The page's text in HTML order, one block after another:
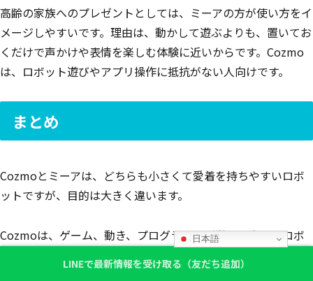
高齢の家族へのプレゼントとしては、ミーアの方が使い方をイ
メージしやすいです。理由は、動かして遊ぶよりも、置いてお
くだけで声かけや表情を楽しむ体験に近いからです。Cozmo
は、ロボット遊びやアプリ操作に抵抗がない人向けです。
まとめ
Cozmoとミーアは、どちらも小さくて愛着を持ちやすいロボ
ットですが、目的は大きく違います。
Cozmoは、ゲーム、動き、プログラミング学習を楽しむロボ
ットです。親子でロボットに触れたい人、STEM教育の入口を
探している人、机の上で動くガジェットを楽しみたい人に向い
LINEで最新情報を受け取る（友だち追加）
日本語